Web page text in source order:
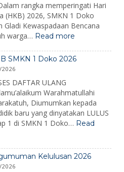
Menumbuhkan
Semangat
Belajar
rangka memperingati Hari
(HKB) 2026, SMKN 1 Doko
Gladi Kewaspadaan Bencana
warga… Read more:
1
Doko
Kewaspadaan
Bencana
dalam
Peringatan
Hari
2026
SMKN 1 Doko 2026
DAFTAR ULANG
Warahmatullahi
Diumumkan kepada
baru yang dinyatakan LULUS
1 di SMKN 1 Doko… Read
Kelulusan 2026